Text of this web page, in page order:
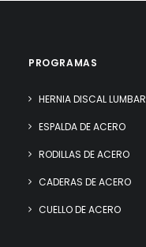
PROGRAMAS
HERNIA DISCAL LUMBAR
ESPALDA DE ACERO
RODILLAS DE ACERO
CADERAS DE ACERO
CUELLO DE ACERO